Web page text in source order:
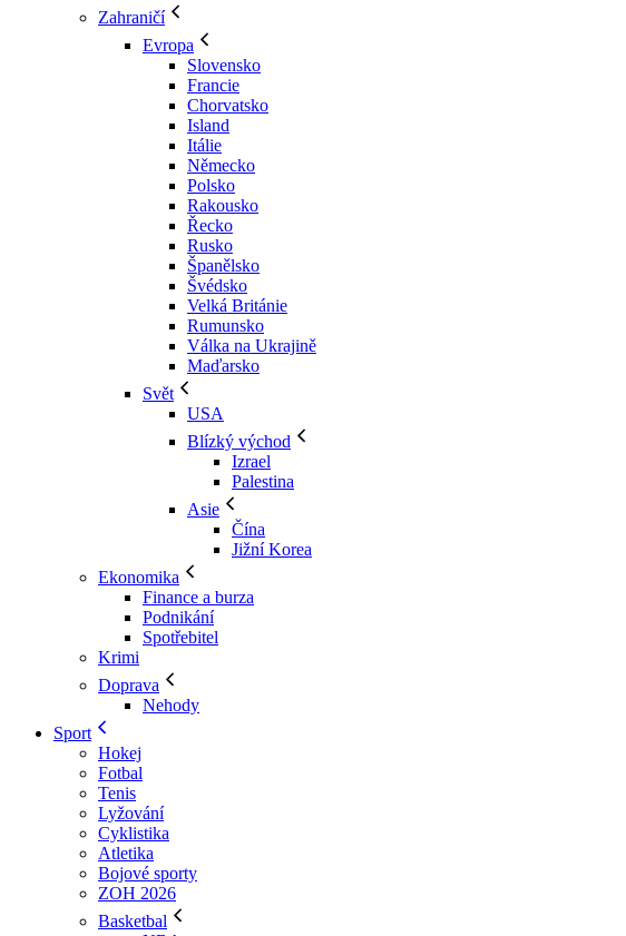
Zahraničí
Evropa
Slovensko
Francie
Chorvatsko
Island
Itálie
Německo
Polsko
Rakousko
Řecko
Rusko
Španělsko
Švédsko
Velká Británie
Rumunsko
Válka na Ukrajině
Maďarsko
Svět
USA
Blízký východ
Izrael
Palestina
Asie
Čína
Jižní Korea
Ekonomika
Finance a burza
Podnikání
Spotřebitel
Krimi
Doprava
Nehody
Sport
Hokej
Fotbal
Tenis
Lyžování
Cyklistika
Atletika
Bojové sporty
ZOH 2026
Basketbal